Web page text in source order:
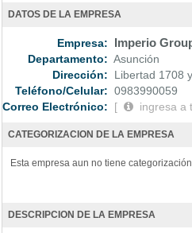
DATOS DE LA EMPRESA
Empresa: Imperio
Departamento: Asunción
Dirección: Libertad 1708
Teléfono/Celular: 0983990059
Correo Electrónico:
[ ingresa a
CATEGORIZACION DE LA EMPRESA
Esta empresa aun no tiene
DESCRIPCION DE LA EMPRESA